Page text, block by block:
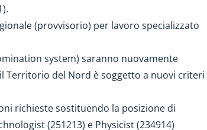
(provvisorio) per lavoro specializzato
system) saranno nuovamente
Territorio del Nord è soggetto a nuovi criteri
richieste sostituendo la posizione di
(251213) e Physicist (234914)